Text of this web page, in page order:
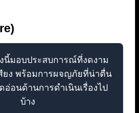
นี้มอบประสบการณ์ที่งดงาม
ยง พร้อมการผจญภัยที่น่าตื่น
อ่อนด้านการดำเนินเรื่องไป
บ้าง